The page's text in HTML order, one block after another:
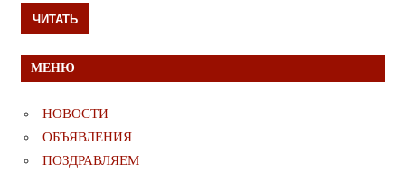
ЧИТАТЬ
МЕНЮ
НОВОСТИ
ОБЪЯВЛЕНИЯ
ПОЗДРАВЛЯЕМ